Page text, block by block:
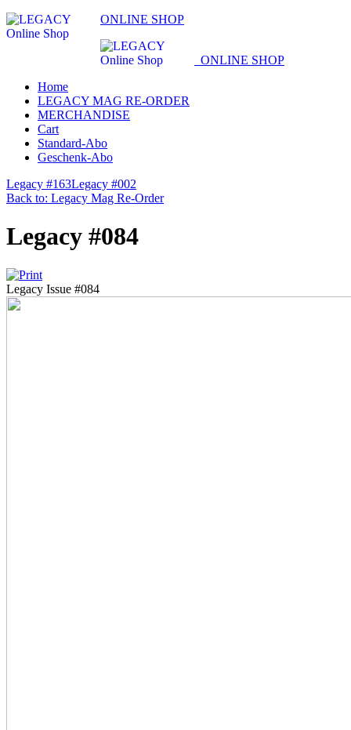
ONLINE SHOP
ONLINE SHOP
Home
LEGACY MAG RE-ORDER
MERCHANDISE
Cart
Standard-Abo
Geschenk-Abo
Legacy #163Legacy #002
Back to: Legacy Mag Re-Order
Legacy #084
Legacy Issue #084